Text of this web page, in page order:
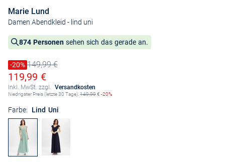
Marie Lund
Damen Abendkleid - lind uni
874 Personen sehen sich das gerade an.
Preis reduziert um
-20%
Alter Preis149,99 €
Ermäßigter Preis
119,99 €
Inkl. MwSt. zzgl. Versandkosten
Niedrigster Preis (letzte 30 Tage):149,99€ -20%
Farbe: Lind Uni